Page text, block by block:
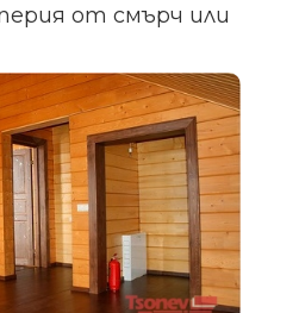
от смърч или